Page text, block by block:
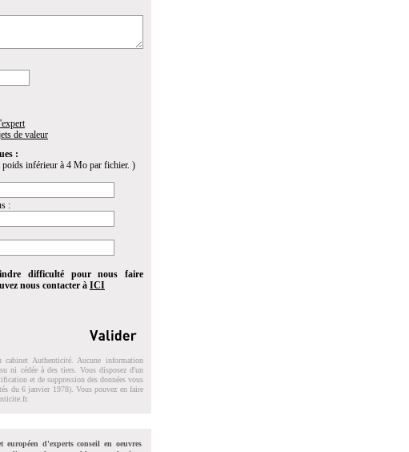
de valeur
:
inférieur à 4 Mo par fichier. )
:
difficulté pour nous faire
nous contacter à ICI
cabinet Authenticité. Aucune information
ni cédée à des tiers. Vous disposez d'un
et de suppression des données vous
du 6 janvier 1978). Vous pouvez en faire
.
européen d'experts conseil en oeuvres